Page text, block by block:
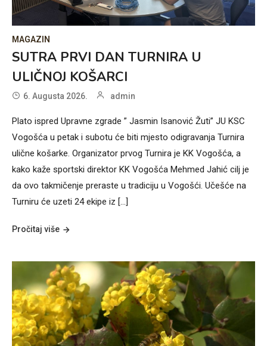
MAGAZIN
SUTRA PRVI DAN TURNIRA U
ULIČNOJ KOŠARCI
6. Augusta 2026. admin
Plato ispred Upravne zgrade ” Jasmin Isanović Žuti” JU KSC
Vogošća u petak i subotu će biti mjesto odigravanja Turnira
ulične košarke. Organizator prvog Turnira je KK Vogošća, a
kako kaže sportski direktor KK Vogošća Mehmed Jahić cilj je
da ovo takmičenje preraste u tradiciju u Vogošći. Učešće na
Turniru će uzeti 24 ekipe iz […]
Pročitaj više